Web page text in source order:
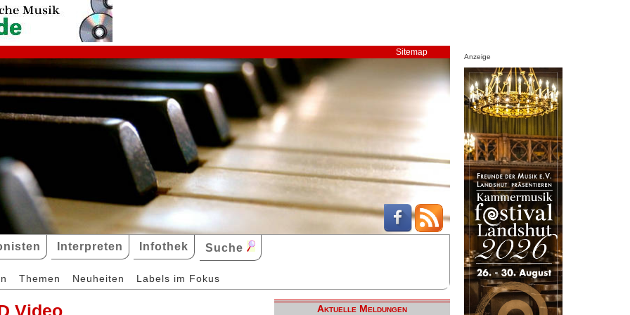
Sitemap
Interpreten Infothek Suche
Themen Neuheiten Labels im Fokus
Video Aktuelle Meldungen
Anzeige